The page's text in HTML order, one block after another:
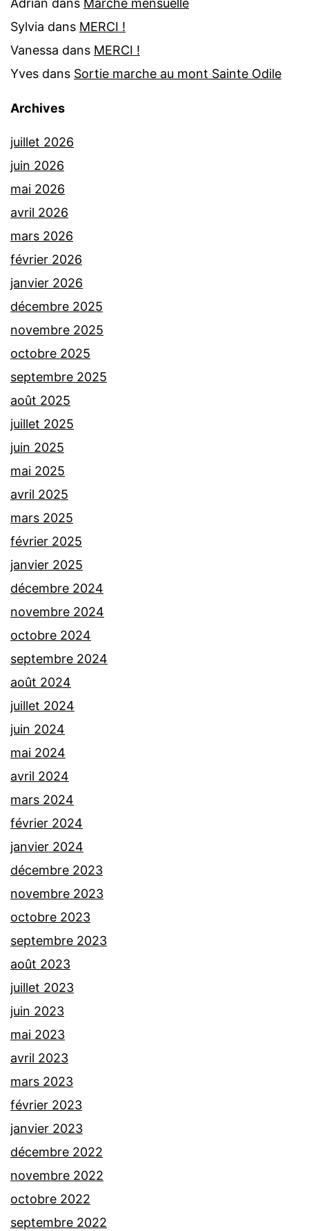
Adrian dans Marche mensuelle
Sylvia dans MERCI !
Vanessa dans MERCI !
Yves dans Sortie marche au mont Sainte Odile
Archives
juillet 2026
juin 2026
mai 2026
avril 2026
mars 2026
février 2026
janvier 2026
décembre 2025
novembre 2025
octobre 2025
septembre 2025
août 2025
juillet 2025
juin 2025
mai 2025
avril 2025
mars 2025
février 2025
janvier 2025
décembre 2024
novembre 2024
octobre 2024
septembre 2024
août 2024
juillet 2024
juin 2024
mai 2024
avril 2024
mars 2024
février 2024
janvier 2024
décembre 2023
novembre 2023
octobre 2023
septembre 2023
août 2023
juillet 2023
juin 2023
mai 2023
avril 2023
mars 2023
février 2023
janvier 2023
décembre 2022
novembre 2022
octobre 2022
septembre 2022